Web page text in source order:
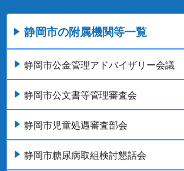
静岡市の附属機関等一覧
静岡市公金管理アドバイザリー会議
静岡市公文書等管理審査会
静岡市児童処遇審査部会
静岡市糖尿病取組検討懇話会